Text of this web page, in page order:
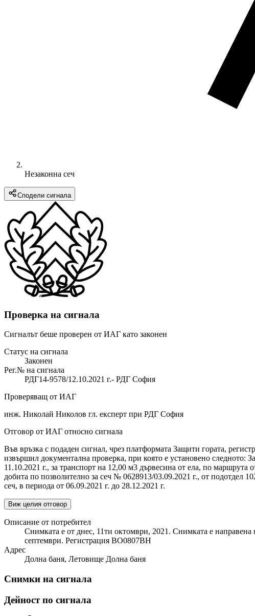
Незаконна сеч
Сподели сигнала
Проверка на сигнала
Сигналът беше проверен от ИАГ като законен
Статус на сигнала
Законен
Рег.№ на сигнала
РДГ14-9578/12.10.2021 г.- РДГ София
Проверяващ от ИАГ
инж. Николай Николов гл. експерт при РДГ София
Отговор от ИАГ относно сигнала
Във връзка с подаден сигнал, чрез платформата Защити гората,
извършил документална проверка, при която е установено
11.10.2021 г., за транспорт на 12,00 м3 дървесина от ела, по
добита по позволително за сеч № 0628913/03.09.2021 г., от подотдел
сеч, в периода от 06.09.2021 г. до 28.12.2021 г.
Виж целия отговор
Описание от потребител
Снимката е от днес, 11ти октомври, 2021. Снимката е
септември. Регистрация ВО0807ВН
Адрес
Долна баня, Летовище Долна баня
Снимки на сигнала
Дейност по сигнала